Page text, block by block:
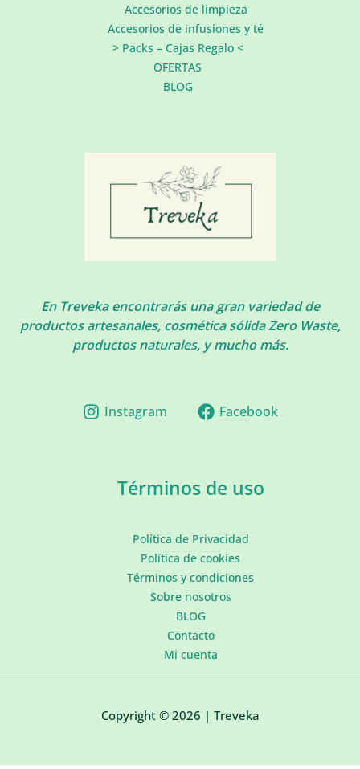
Accesorios de limpieza
Accesorios de infusiones y té
> Packs – Cajas Regalo <
OFERTAS
BLOG
En Treveka encontrarás una gran variedad de
productos artesanales, cosmética sólida Zero Waste,
productos naturales, y mucho más.
Instagram Facebook
Términos de uso
Política de Privacidad
Política de cookies
Términos y condiciones
Sobre nosotros
BLOG
Contacto
Mi cuenta
Copyright © 2026 | Treveka